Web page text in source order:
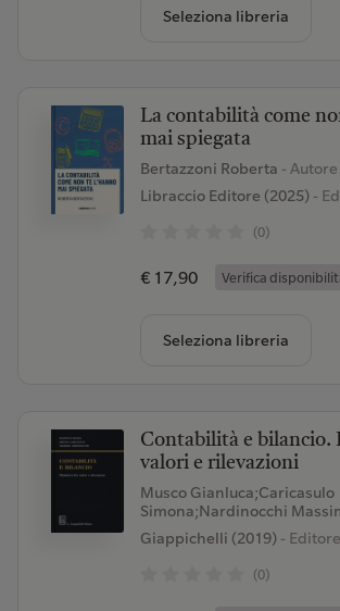
Seleziona libreria
La contabilità come
mai spiegata
Bertazzoni Roberta - Autore
Libraccio Editore (2025)-
(0)
€ 17,90 Verifica
Seleziona libreria
Contabilità e bilancio.
valori e rilevazioni
Musco Gianluca;Caricasulo
Simona;Nardinocchi
Giappichelli (2019)- Editore
(0)